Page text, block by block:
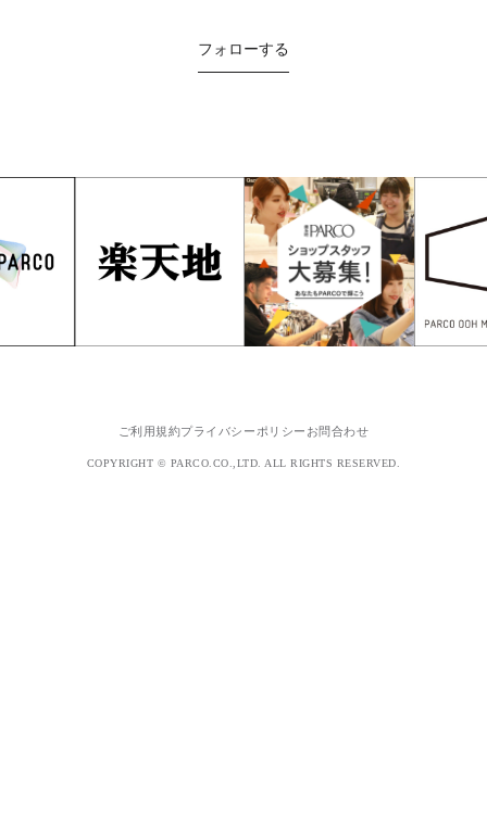
フォローする
ご利用規約プライバシーポリシー お問合わせ
COPYRIGHT © PARCO.CO.,LTD. ALL RIGHTS RESERVED.